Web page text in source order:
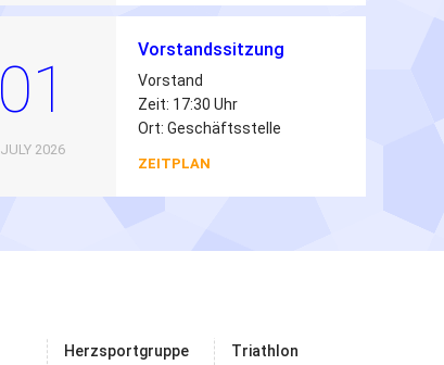
01
JULY 2026
Vorstandssitzung
Vorstand
Zeit: 17:30 Uhr
Ort: Geschäftsstelle
ZEITPLAN
Herzsportgruppe Triathlon